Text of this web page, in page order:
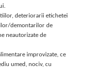
deteriorarii etichetei
demontarilor de
neautorizate de
improvizate, ce
umed, nociv, cu